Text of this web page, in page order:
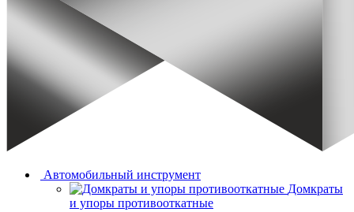
Автомобильный инструмент
Домкраты
и упоры противооткатные